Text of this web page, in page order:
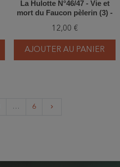
La Hulotte N°46/47 - Vie et
mort du Faucon pèlerin (3) -
12,00 €
AJOUTER AU PANIER
… 6 keyboard_arrow_right